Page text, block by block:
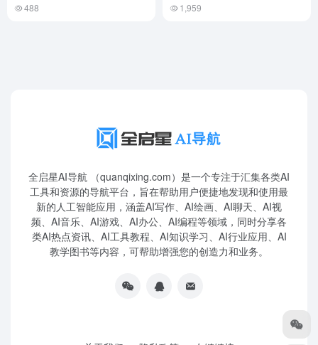
488 1,959
全启星AI导航 （quanqixing.com）是一个专注于汇集各类AI
工具和资源的导航平台，旨在帮助用户便捷地发现和使用最
新的人工智能应用，涵盖AI写作、AI绘画、AI聊天、AI视
频、AI音乐、AI游戏、AI办公、AI编程等领域，同时分享各
类AI热点资讯、AI工具教程、AI知识学习、AI行业应用、AI
教学图书等内容，可帮助增强您的创造力和业务。